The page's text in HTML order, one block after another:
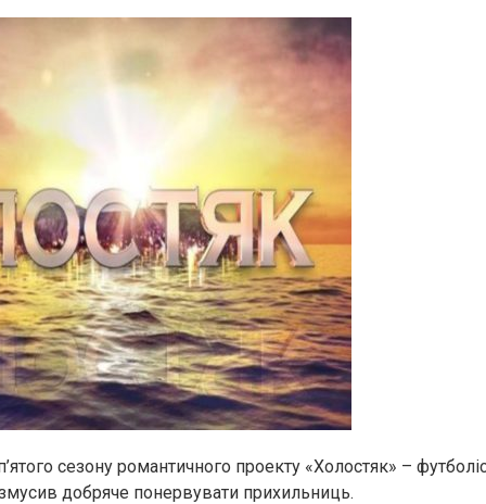
сезону романтичного проекту «Холостяк» –
добряче понервувати прихильниць.